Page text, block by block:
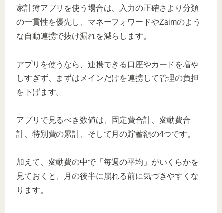
家計簿アプリを使う場合は、入力の正確さより分類
の一貫性を優先し、マネーフォワードやZaimのよう
な自動連携で抜け漏れを減らします。
アプリを使うなら、連携できる口座やカードを増や
しすぎず、まずはメインだけを連携して管理の負担
を下げます。
アプリで見るべき数値は、固定費合計、変動費合
計、特別費の累計、そして月の貯蓄額の4つです。
加えて、変動費の中で「毎週の平均」がいくらかを
見ておくと、月の後半に崩れる前に気づきやすくな
ります。